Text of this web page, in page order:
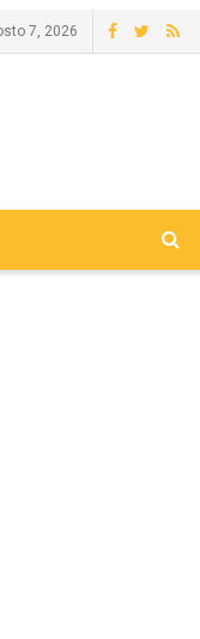
7, 2026